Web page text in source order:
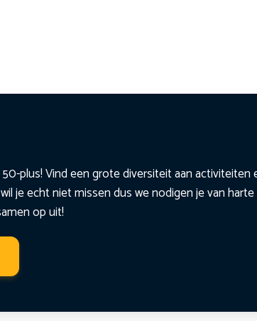
plus! Vind een grote diversiteit aan
je echt niet missen dus we nodigen je van
op uit!